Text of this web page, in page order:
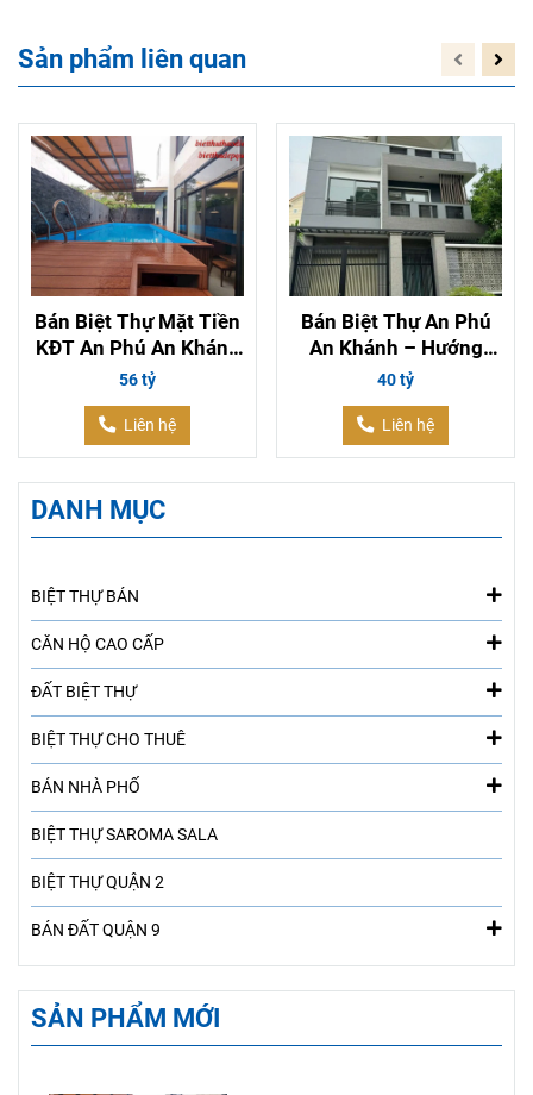
Sản phẩm liên quan
Bán Biệt Thự Mặt Tiền
KĐT An Phú An Khánh
– Hồ Bơi, Nhà Mới
56 tỷ
Liên hệ
Bán Biệt Thự An Phú
An Khánh – Hướng
Đông Nam Mát Mẻ, Nội
40 tỷ
Liên hệ
DANH MỤC
BIỆT THỰ BÁN
CĂN HỘ CAO CẤP
ĐẤT BIỆT THỰ
BIỆT THỰ CHO THUÊ
BÁN NHÀ PHỐ
BIỆT THỰ SAROMA SALA
BIỆT THỰ QUẬN 2
BÁN ĐẤT QUẬN 9
SẢN PHẨM MỚI